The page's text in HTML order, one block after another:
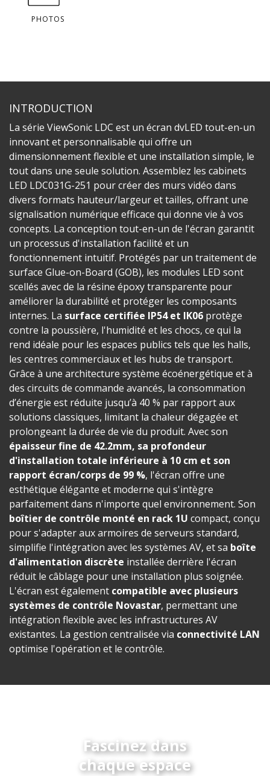
PHOTOS
INTRODUCTION
La série ViewSonic LDC est un écran dvLED tout-en-un
innovant et personnalisable qui offre un
dimensionnement flexible et une installation simple, le
tout dans une seule solution. Assemblez les cabinets
LED LDC031G-251 pour créer des murs vidéo dans
divers formats hauteur/largeur et tailles, offrant une
signalisation numérique efficace qui donne vie à vos
concepts. La conception tout-en-un de l'écran garantit
un processus d'installation facilité et un
fonctionnement intuitif. Protégés par un traitement de
surface Glue-on-Board (GOB), les modules LED sont
scellés avec de la résine époxy transparente pour
améliorer la durabilité et protéger les composants
internes. La surface certifiée IP54 et IK06 protège
contre la poussière, l'humidité et les chocs, ce qui la
rend idéale pour les espaces publics tels que les halls,
les centres commerciaux et les hubs de transport.
Grâce à une architecture système écoénergétique et à
des circuits de commande avancés, la consommation
d’énergie est réduite jusqu’à 40 % par rapport aux
solutions classiques, limitant la chaleur dégagée et
prolongeant la durée de vie du produit. Avec son
épaisseur fine de 42.2mm, sa profondeur
d'installation totale inférieure à 10 cm et son
rapport écran/corps de 99 %, l'écran offre une
esthétique élégante et moderne qui s'intègre
parfaitement dans n'importe quel environnement. Son
boîtier de contrôle monté en rack 1U compact, conçu
pour s'adapter aux armoires de serveurs standard,
simplifie l'intégration avec les systèmes AV, et sa boîte
d'alimentation discrète installée derrière l'écran
réduit le câblage pour une installation plus soignée.
L'écran est également compatible avec plusieurs
systèmes de contrôle Novastar, permettant une
intégration flexible avec les infrastructures AV
existantes. La gestion centralisée via connectivité LAN
optimise l'opération et le contrôle.
Fascinez dans
chaque espace